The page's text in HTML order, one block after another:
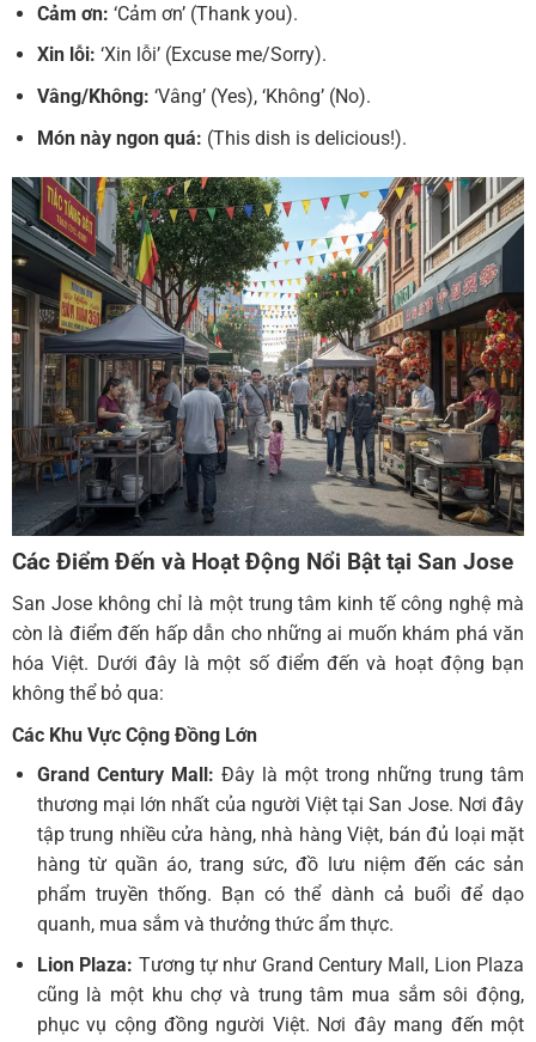
Cảm ơn: ‘Cảm ơn’ (Thank you).
Xin lỗi: ‘Xin lỗi’ (Excuse me/Sorry).
Vâng/Không: ‘Vâng’ (Yes), ‘Không’ (No).
Món này ngon quá: (This dish is delicious!).
Các Điểm Đến và Hoạt Động Nổi Bật tại San Jose
San Jose không chỉ là một trung tâm kinh tế công nghệ mà
còn là điểm đến hấp dẫn cho những ai muốn khám phá văn
hóa Việt. Dưới đây là một số điểm đến và hoạt động bạn
không thể bỏ qua:
Các Khu Vực Cộng Đồng Lớn
Grand Century Mall: Đây là một trong những trung tâm
thương mại lớn nhất của người Việt tại San Jose. Nơi đây
tập trung nhiều cửa hàng, nhà hàng Việt, bán đủ loại mặt
hàng từ quần áo, trang sức, đồ lưu niệm đến các sản
phẩm truyền thống. Bạn có thể dành cả buổi để dạo
quanh, mua sắm và thưởng thức ẩm thực.
Lion Plaza: Tương tự như Grand Century Mall, Lion Plaza
cũng là một khu chợ và trung tâm mua sắm sôi động,
phục vụ cộng đồng người Việt. Nơi đây mang đến một